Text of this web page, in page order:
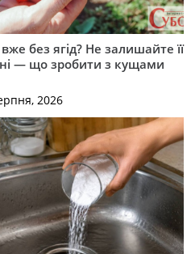
без ягід? Не залишайте її
— що зробити з кущами
2026